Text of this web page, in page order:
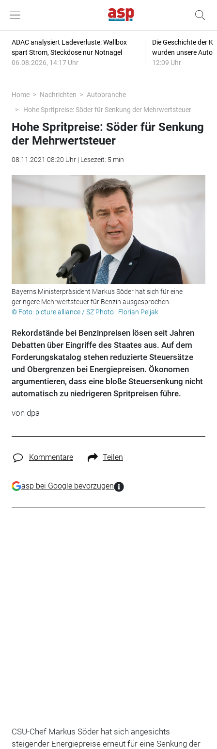
ADAC analysiert Ladeverluste: Wallbox
spart Strom, Steckdose nur Notnagel
06.08.2026, 14:17 Uhr
Die Geschichte der
wurden unsere
12:09 Uhr
Home Nachrichten
Autobranche
Hohe Spritpreise: Söder für Senkung der Mehrwertsteuer
Hohe Spritpreise: Söder für Senkung
der Mehrwertsteuer
08.11.2021 08:20 Uhr | Lesezeit: 5 min
Bayerns Ministerpräsident Markus Söder hat sich für eine
geringere Mehrwertsteuer für Benzin ausgesprochen.
© Foto: picture alliance / SZ Photo | Florian Peljak
Rekordstände bei Benzinpreisen lösen seit Jahren
Debatten über Eingriffe des Staates aus. Auf dem
Forderungskatalog stehen reduzierte Steuersätze
und Obergrenzen bei Energiepreisen. Ökonomen
argumentieren, dass eine bloße Steuersenkung nicht
automatisch zu niedrigeren Spritpreisen führe.
von dpa
Kommentare Teilen
asp bei Google bevorzugen
CSU-Chef Markus Söder hat sich angesichts
steigender Energiepreise erneut für eine Senkung der